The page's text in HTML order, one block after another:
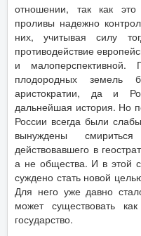
отношении, так как
проливы надежно
них, учитывая силу
противодействие
и
плодородных земель
аристократии, да и
дальнейшая история. Но
России всегда были
вынуждены
действовавшего в
а не общества. И в этой
суждено стать новой
Для него уже давно
может существовать
государство.